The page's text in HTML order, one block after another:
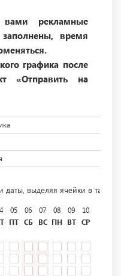
вами рекламные
время
графика после
«Отправить на
выделяя ячейки в
05
ПТ
06
СБ
07
ВС
08
ПН
09
ВТ
10
СР